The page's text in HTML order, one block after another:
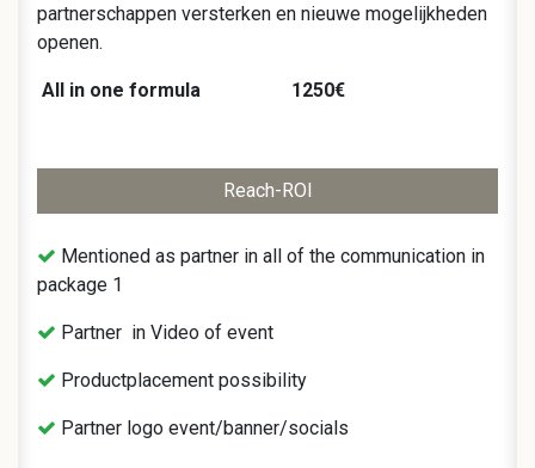
partnerschappen versterken en nieuwe mogelijkheden
openen.
All in one formula 1250€
Reach-ROI
Mentioned as partner in all of the communication in
package 1
Partner in Video of event
Productplacement possibility
Partner logo event/banner/socials